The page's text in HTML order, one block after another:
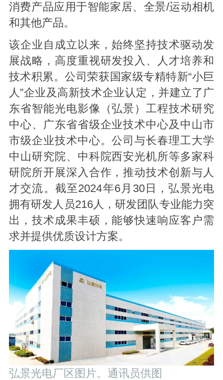
消费产品应用于智能家居、全景/运动相机
和其他产品。
该企业自成立以来，始终坚持技术驱动发
展战略，高度重视研发投入、人才培养和
技术积累。公司荣获国家级专精特新“小巨
人”企业及高新技术企业认定，并建立了广
东省智能光电影像（弘景）工程技术研究
中心、广东省省级企业技术中心及中山市
市级企业技术中心。公司与长春理工大学
中山研究院、中科院西安光机所等多家科
研院所开展深入合作，推动技术创新与人
才交流。截至2024年6月30日，弘景光电
拥有研发人员216人，研发团队专业能力突
出，技术成果丰硕，能够快速响应客户需
求并提供优质设计方案。
弘景光电厂区图片。通讯员供图